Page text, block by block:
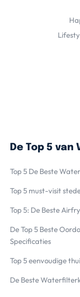
De Top 5 van
Top 5 De Beste
Top 5 must-visit
Top 5: De Beste
De Top 5 Beste
Specificaties
Top 5 eenvoudige
De Beste